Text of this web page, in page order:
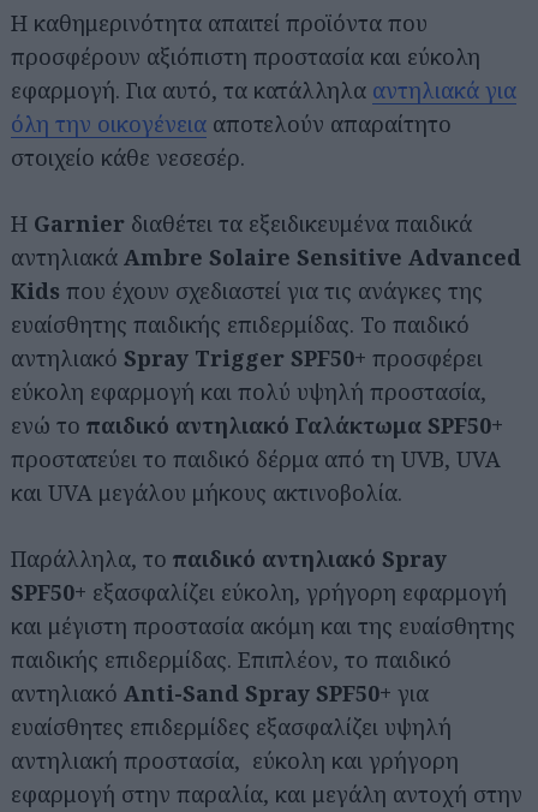
Η καθημερινότητα απαιτεί προϊόντα που
προσφέρουν αξιόπιστη προστασία και εύκολη
εφαρμογή. Για αυτό, τα κατάλληλα αντηλιακά για
όλη την οικογένεια αποτελούν απαραίτητο
στοιχείο κάθε νεσεσέρ.
Η Garnier διαθέτει τα εξειδικευμένα παιδικά
αντηλιακά Ambre Solaire Sensitive Advanced
Kids που έχουν σχεδιαστεί για τις ανάγκες της
ευαίσθητης παιδικής επιδερμίδας. Το παιδικό
αντηλιακό Spray Trigger SPF50+ προσφέρει
εύκολη εφαρμογή και πολύ υψηλή προστασία,
ενώ το παιδικό αντηλιακό Γαλάκτωμα SPF50+
προστατεύει το παιδικό δέρμα από τη UVB, UVA
και UVA μεγάλου μήκους ακτινοβολία.
Παράλληλα, το παιδικό αντηλιακό Spray
SPF50+ εξασφαλίζει εύκολη, γρήγορη εφαρμογή
και μέγιστη προστασία ακόμη και της ευαίσθητης
παιδικής επιδερμίδας. Επιπλέον, το παιδικό
αντηλιακό Anti-Sand Spray SPF50+ για
ευαίσθητες επιδερμίδες εξασφαλίζει υψηλή
αντηλιακή προστασία, εύκολη και γρήγορη
εφαρμογή στην παραλία, και μεγάλη αντοχή στην